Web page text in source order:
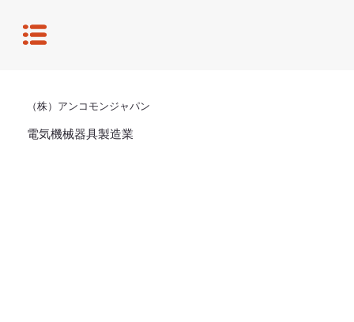
（株）アンコモンジャパン
電気機械器具製造業